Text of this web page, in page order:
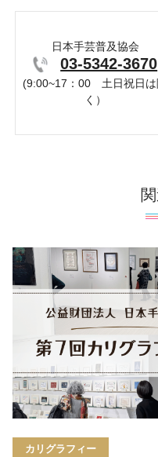
日本手芸普及協会
03-5342-3670
(9:00~17：00 土日祝日は
く）
カリグラフィー